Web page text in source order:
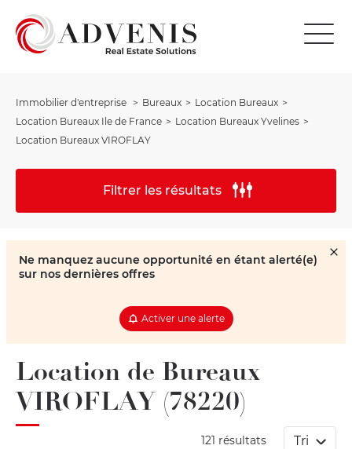
Immobilier d'entreprise Bureaux
Location Bureaux
Location Bureaux Ile de France
Location Bureaux Yvelines
Location Bureaux VIROFLAY
Filtrer les résultats
Ne manquez aucune opportunité en étant alerté(e)
sur nos dernières offres
Activer une alerte
Location de Bureaux
VIROFLAY (78220)
121 résultats Tri